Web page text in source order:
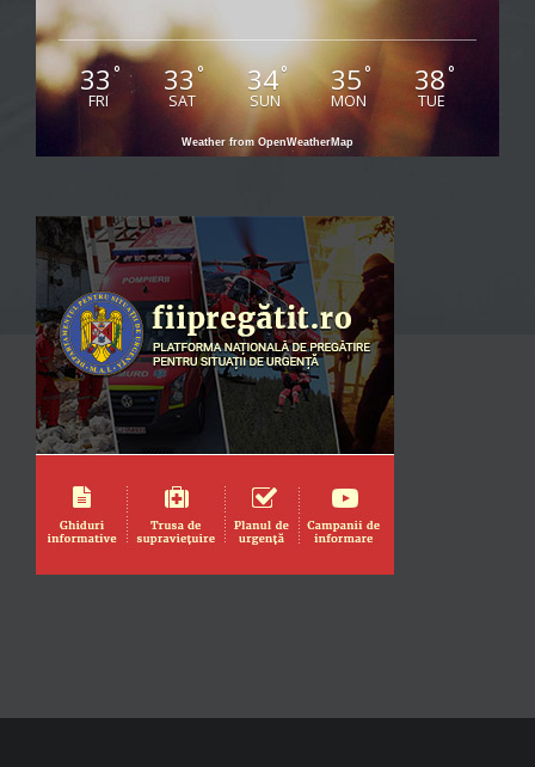
33 °
FRI
33°
SAT
34°
SUN
35°
MON
38°
TUE
Weather from OpenWeatherMap